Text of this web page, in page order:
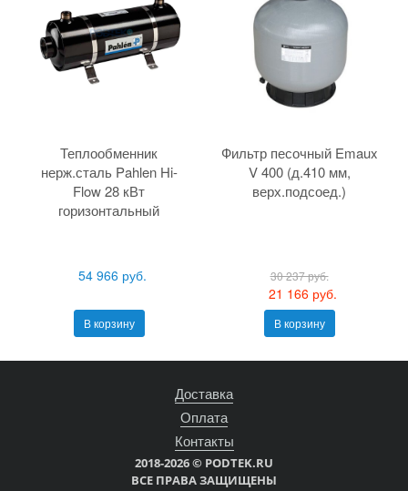
Теплообменник
нерж.сталь Pahlen Hi-
Flow 28 кВт
горизонтальный
54 966 руб.
В корзину
Фильтр песочный Emaux
V 400 (д.410 мм,
верх.подсоед.)
30 237 руб.
21 166 руб.
В корзину
Доставка
Оплата
Контакты
2018-2026 © PODTEK.RU
ВСЕ ПРАВА ЗАЩИЩЕНЫ